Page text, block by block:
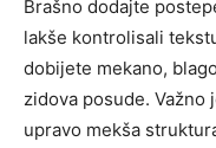
Brašno dodajte
lakše kontrolisali
dobijete mekano,
zidova posude.
upravo mekša